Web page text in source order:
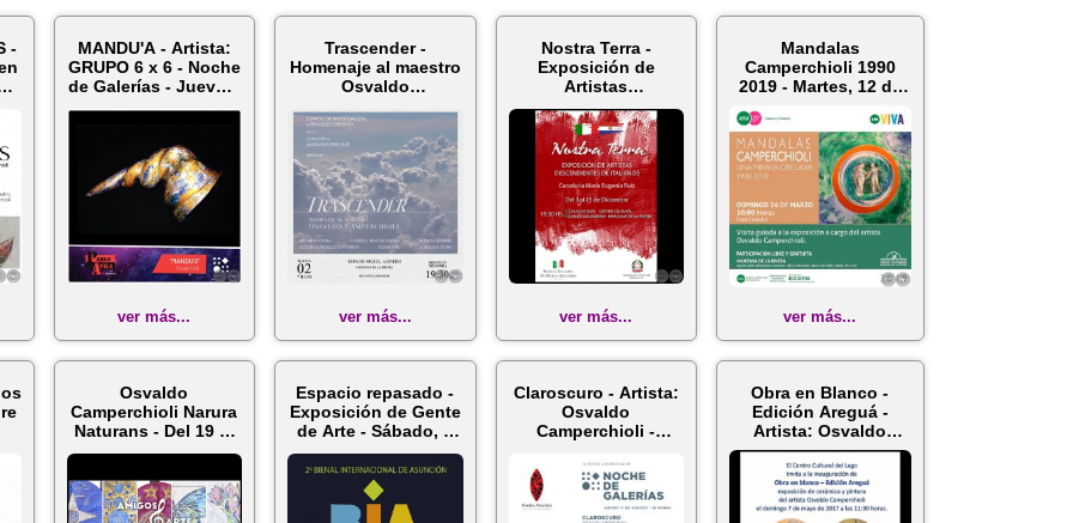
-
MANDU'A - Artista:
GRUPO 6 x 6 - Noche
de Galerías - Jueves,
ver más...
Trascender -
Homenaje al maestro
Osvaldo
Martes, 0...
ver más...
Nostra Terra -
Exposición de
Artistas
Descendientes de
Italianos ...
ver más...
Mandalas
Camperchioli 1990
2019 - Martes, 12 de
ver más...
Osvaldo
Camperchioli Narura
Naturans - Del 19 al
31 de Octubre de...
Espacio repasado -
Exposición de Gente
de Arte - Sábado, 2
de Sep...
Claroscuro - Artista:
Osvaldo
Camperchioli -
...
Obra en Blanco -
Edición Areguá -
Artista: Osvaldo
Camperchioli -...